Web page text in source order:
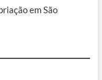
em São